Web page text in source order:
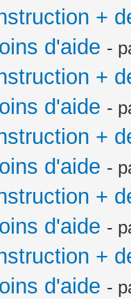
+
d'aide -
+
d'aide -
+
d'aide -
+
d'aide -
+
d'aide -